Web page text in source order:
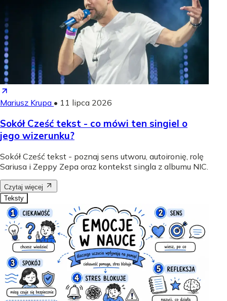
Mariusz Krupa • 11 lipca 2026
Sokół Cześć tekst - co mówi ten singiel o
jego wizerunku?
Sokół Cześć tekst - poznaj sens utworu, autoironię, rolę
Sariusa i Zeppy Zepa oraz kontekst singla z albumu NIC.
Czytaj więcej
Teksty